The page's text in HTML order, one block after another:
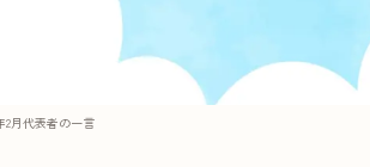
2月代表者の一言